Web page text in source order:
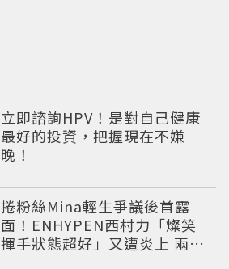
立即諮詢HPV！是對自己健康
最好的投資，把握現在不嫌
晚！
捲粉絲Mina輕生爭議後首露
面！ENHYPEN西村力「燦笑
揮手狀態超好」又遭炎上 兩派